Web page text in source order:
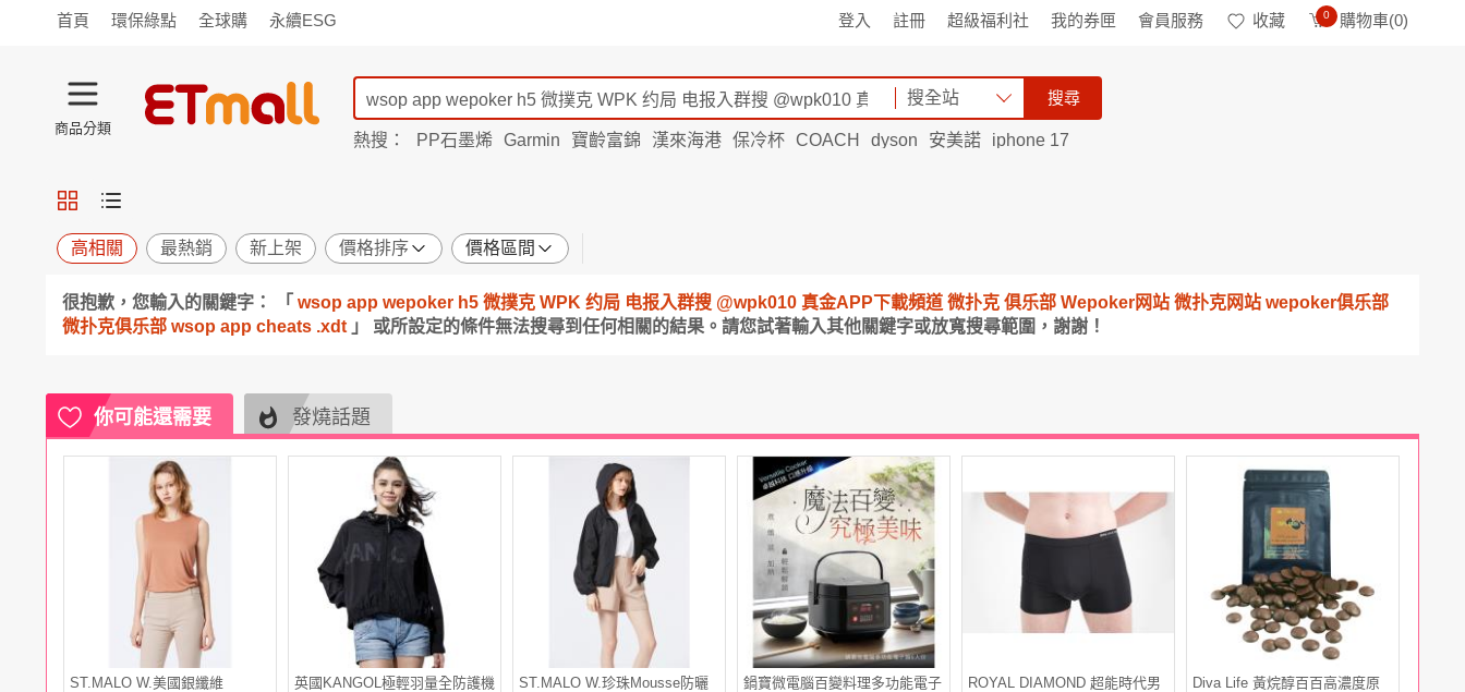
首頁 環保綠點 全球購 永續ESG 登入 註冊 超級福利社 我的券匣 會員服務 收藏 0 購物車(0)
商品分類
旅遊
寵物
保健
用品 機能
窈窕
日用
紙品 清潔
口腔
鍋具
杯瓶 廚衛
休閒
寢具
家具 收納
宗教
Apple
小米 手機平板
穿戴
季節
電玩
香氛
搜全站 搜尋
熱搜： PP石墨烯 Garmin 寶齡富錦 漢來海港 保冷杯 COACH dyson 安美諾
iphone 17
高相關 最熱銷 新上架 價格排序 價格區間
很抱歉，您輸入的關鍵字： 「 wsop app wepoker h5 微撲克 WPK 约局 电报入群搜 @wpk010 真金APP下載頻道 微扑克 俱乐部 Wepoker网站 微扑克网站 wepoker俱乐部
微扑克俱乐部 wsop app cheats .xdt 」 或所設定的條件無法搜尋到任何相關的結果。請您試著輸入其他關鍵字或放寬搜尋範圍，謝謝！
你可能還需要 發燒話題
ST.MALO W.美國銀纖維
英國KANGOL極輕羽量全防護機
ST.MALO W.珍珠Mousse防曬
鍋寶微電腦百變料理多功能電子
ROYAL DIAMOND 超能時代男
Diva Life 黃烷醇百百高濃度原